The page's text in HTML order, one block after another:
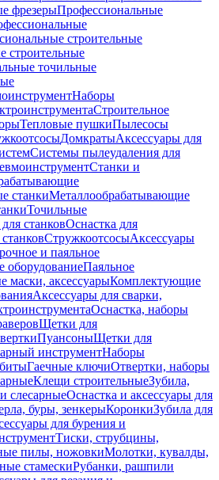
фрезерыПрофессиональные
строительные
строительные
точильные
Наборы
Строительное
Тепловые пушкиПылесосы
ДомкратыАксессуары для
Системы пылеудаления для
Станки и
станкиМеталлообрабатывающие
Точильные
станковОснастка для
СтружкоотсосыАксессуары
и паяльное
оборудованиеПаяльное
маски, аксессуарыКомплектующие
Аксессуары для сварки,
Оснастка, наборы
Щетки для
ПуансоныЩетки для
инструментНаборы
Гаечные ключиОтвертки, наборы
Клещи строительныеЗубила,
слесарныеОснастка и аксессуары для
буры, зенкерыКоронкиЗубила для
для бурения и
Тиски, струбцины,
пилы, ножовкиМолотки, кувалды,
стамескиРубанки, рашпили